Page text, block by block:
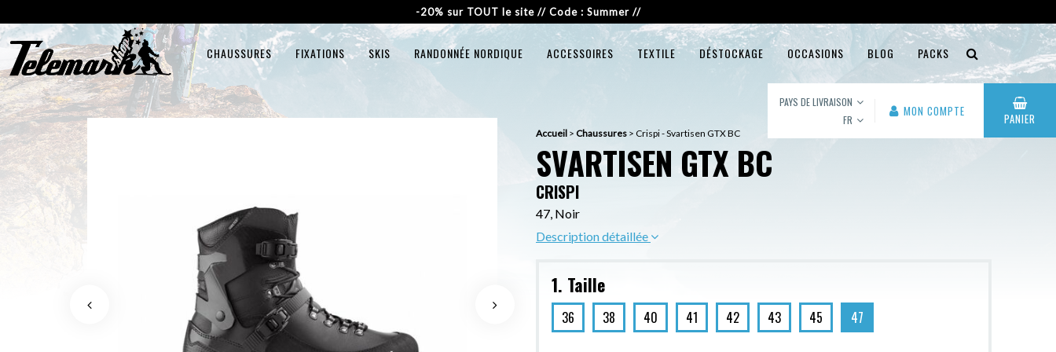
-20% sur TOUT le site // Code : Summer //
CHAUSSURES FIXATIONS SKIS RANDONNÉE NORDIQUE ACCESSOIRES TEXTILE DÉSTOCKAGE OCCASIONS BLOG PACKS
PAYS DE LIVRAISON
FR
MON COMPTE PANIER
Accueil > Chaussures > Crispi - Svartisen GTX BC
SVARTISEN GTX BC
CRISPI
47, Noir
Description détaillée
1. Taille
36 38 40 41 42 43 45 47